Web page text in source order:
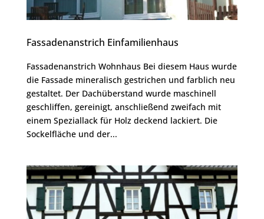
Fassadenanstrich Einfamilienhaus
Fassadenanstrich Wohnhaus Bei diesem Haus wurde
die Fassade mineralisch gestrichen und farblich neu
gestaltet. Der Dachüberstand wurde maschinell
geschliffen, gereinigt, anschließend zweifach mit
einem Speziallack für Holz deckend lackiert. Die
Sockelfläche und der...